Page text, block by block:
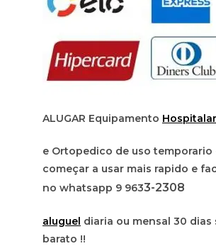
ALUGAR Equipamento Hospitalar
e Ortopedico de uso temporario
começar a usar mais rapido e
no whatsapp 9 9633-2308
aluguel diaria ou mensal 30 dias
barato !!